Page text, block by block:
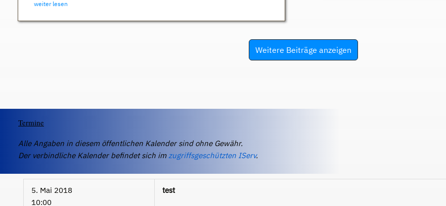
weiter lesen
Weitere Beiträge anzeigen
Termine
Alle Angaben in diesem öffentlichen Kalender sind ohne Gewähr.
Der verbindliche Kalender befindet sich imzugriffsgeschützten IServ.
5. Mai 2018
10:00
test